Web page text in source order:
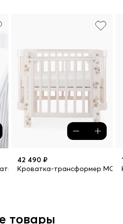
3 шт. (snowy)
42 490 ₽
Кроватка-трансформер
товары